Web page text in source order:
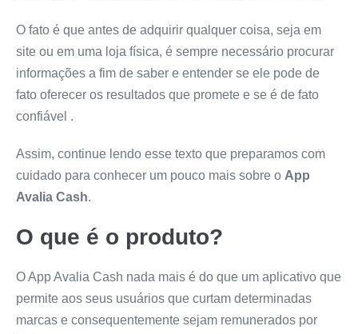
O fato é que antes de adquirir qualquer coisa, seja em
site ou em uma loja física, é sempre necessário procurar
informações a fim de saber e entender se ele pode de
fato oferecer os resultados que promete e se é de fato
confiável .
Assim, continue lendo esse texto que preparamos com
cuidado para conhecer um pouco mais sobre o App
Avalia Cash.
O que é o produto?
O App Avalia Cash nada mais é do que um aplicativo que
permite aos seus usuários que curtam determinadas
marcas e consequentemente sejam remunerados por